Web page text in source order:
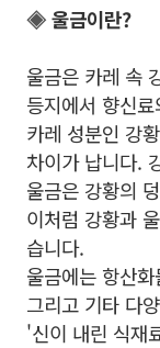
◈울금이란?
울금은 카레 속
등지에서 향신
카레 성분인 강
차이가납니다.
울금은 강황의
이처럼 강황과
습니다.
울금에는 항산
그리고 기타 다
'신이 내린 식재